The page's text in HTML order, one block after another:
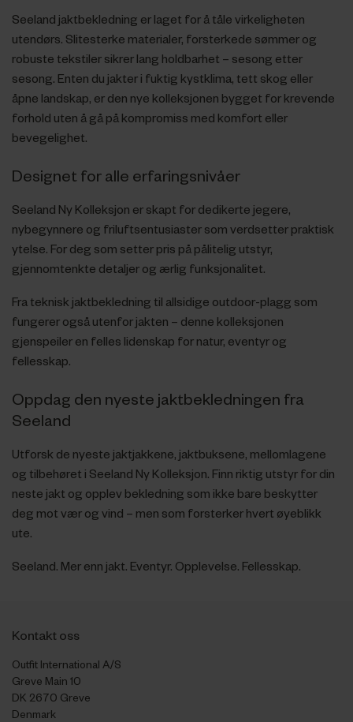
Seeland jaktbekledning er laget for å tåle virkeligheten
utendørs. Slitesterke materialer, forsterkede sømmer og
robuste tekstiler sikrer lang holdbarhet – sesong etter
sesong. Enten du jakter i fuktig kystklima, tett skog eller
åpne landskap, er den nye kolleksjonen bygget for krevende
forhold uten å gå på kompromiss med komfort eller
bevegelighet.
Designet for alle erfaringsnivåer
Seeland Ny Kolleksjon er skapt for dedikerte jegere,
nybegynnere og friluftsentusiaster som verdsetter praktisk
ytelse. For deg som setter pris på pålitelig utstyr,
gjennomtenkte detaljer og ærlig funksjonalitet.
Fra teknisk jaktbekledning til allsidige outdoor-plagg som
fungerer også utenfor jakten – denne kolleksjonen
gjenspeiler en felles lidenskap for natur, eventyr og
fellesskap.
Oppdag den nyeste jaktbekledningen fra
Seeland
Utforsk de nyeste jaktjakkene, jaktbuksene, mellomlagene
og tilbehøret i Seeland Ny Kolleksjon. Finn riktig utstyr for din
neste jakt og opplev bekledning som ikke bare beskytter
deg mot vær og vind – men som forsterker hvert øyeblikk
ute.
Seeland. Mer enn jakt. Eventyr. Opplevelse. Fellesskap.
Kontakt oss
Outfit International A/S
Greve Main 10
DK 2670 Greve
Denmark